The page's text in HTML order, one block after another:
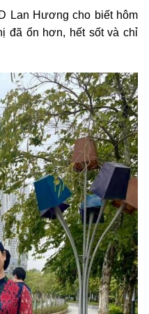
Lan Hương cho biết hôm
đã ổn hơn, hết sốt và chỉ